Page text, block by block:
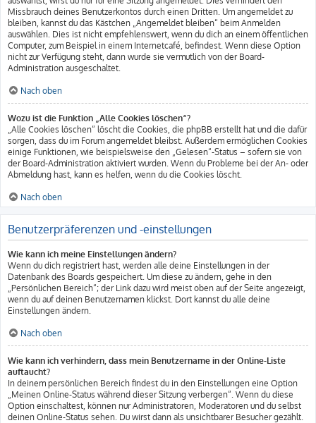
Missbrauch deines Benutzerkontos durch einen Dritten. Um angemeldet zu
bleiben, kannst du das Kästchen „Angemeldet bleiben“ beim Anmelden
auswählen. Dies ist nicht empfehlenswert, wenn du dich an einem öffentlichen
Computer, zum Beispiel in einem Internetcafé, befindest. Wenn diese Option
nicht zur Verfügung steht, dann wurde sie vermutlich von der Board-
Administration ausgeschaltet.
Nach oben
Wozu ist die Funktion „Alle Cookies löschen“?
„Alle Cookies löschen“ löscht die Cookies, die phpBB erstellt hat und die dafür
sorgen, dass du im Forum angemeldet bleibst. Außerdem ermöglichen Cookies
einige Funktionen, wie beispielsweise den „Gelesen“-Status – sofern sie von
der Board-Administration aktiviert wurden. Wenn du Probleme bei der An- oder
Abmeldung hast, kann es helfen, wenn du die Cookies löscht.
Nach oben
Benutzerpräferenzen und -einstellungen
Wie kann ich meine Einstellungen ändern?
Wenn du dich registriert hast, werden alle deine Einstellungen in der
Datenbank des Boards gespeichert. Um diese zu ändern, gehe in den
„Persönlichen Bereich“; der Link dazu wird meist oben auf der Seite angezeigt,
wenn du auf deinen Benutzernamen klickst. Dort kannst du alle deine
Einstellungen ändern.
Nach oben
Wie kann ich verhindern, dass mein Benutzername in der Online-Liste
auftaucht?
In deinem persönlichen Bereich findest du in den Einstellungen eine Option
„Meinen Online-Status während dieser Sitzung verbergen“. Wenn du diese
Option einschaltest, können nur Administratoren, Moderatoren und du selbst
deinen Online-Status sehen. Du wirst dann als unsichtbarer Besucher gezählt.